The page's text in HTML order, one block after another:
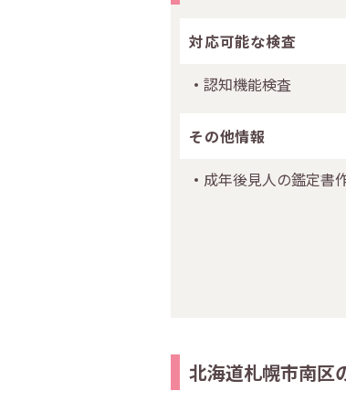
対応可能な検査
認知機能検査
その他情報
成年後見人の鑑定書
北海道札幌市南区